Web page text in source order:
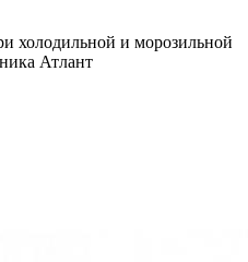
холодильной и морозильной
Атлант